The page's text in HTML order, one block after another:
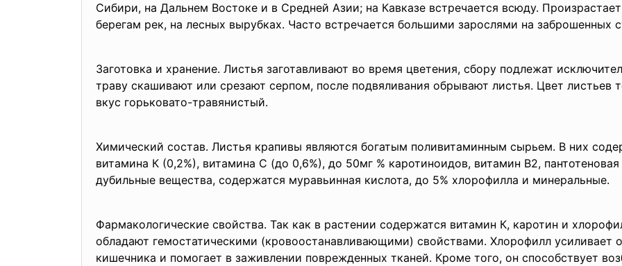
Сибири, на Дальнем Востоке и в Средней Азии; на Кавказе встречается всюду.
берегам рек, на лесных вырубках. Часто встречается большими зарослями на заброшенных
Заготовка и хранение. Листья заготавливают во время цветения, сбору подлежат
траву скашивают или срезают серпом, после подвяливания обрывают листья. Цвет листьев
вкус горьковато-травянистый.
Химический состав. Листья крапивы являются богатым поливитаминным сырьем. В них
витамина К (0,2%), витамина С (до 0,6%), до 50мг % каротиноидов, витамин В2,
дубильные вещества, содержатся муравьинная кислота, до 5% хлорофилла и минеральные.
Фармакологические свойства. Так как в растении содержатся витамин К, каротин и
обладают гемостатическими (кровоостанавливающими) свойствами. Хлорофилл усиливает
кишечника и помогает в заживлении поврежденных тканей. Кроме того, он способствует